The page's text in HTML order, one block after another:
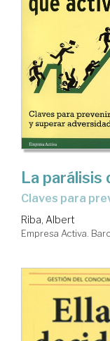
La parálisis
claves para
Riba, Albert
Empresa Activa.